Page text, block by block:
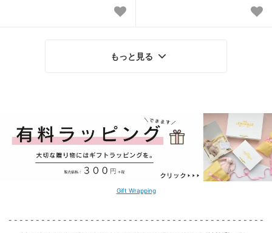
もっと見る
Gift Wrapping
- - - - - - - - - - - - - - - - - - - - - - - - - - - - - - - - - - - - - - - - - - - - - - -